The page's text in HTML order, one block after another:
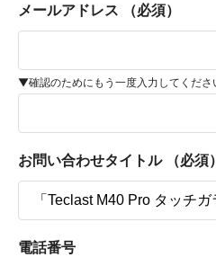
メールアドレス （必須）
▼確認のためにもう一度入力してくださ
お問い合わせタイトル （必須）
電話番号